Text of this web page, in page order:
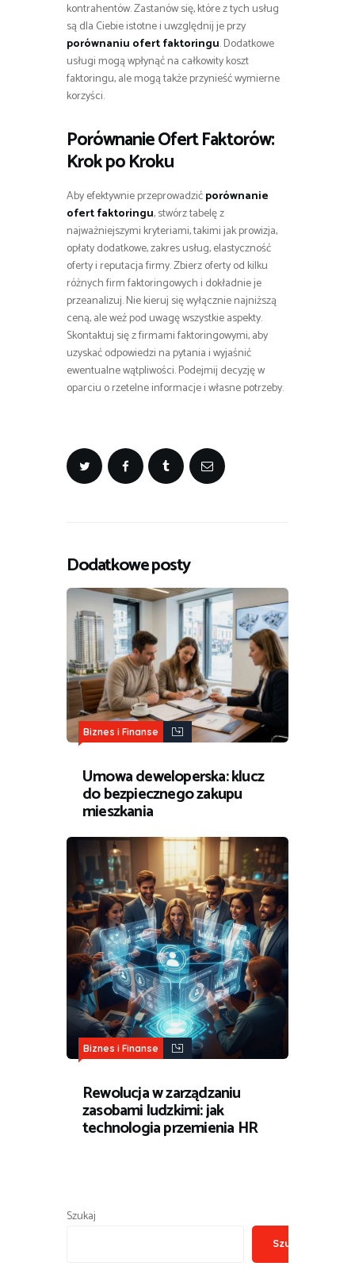
kontrahentów. Zastanów się, które z tych usług
są dla Ciebie istotne i uwzględnij je przy
porównaniu ofert faktoringu. Dodatkowe
usługi mogą wpłynąć na całkowity koszt
faktoringu, ale mogą także przynieść wymierne
korzyści.
Porównanie Ofert Faktorów:
Krok po Kroku
Aby efektywnie przeprowadzićporównanie
ofert faktoringu, stwórz tabelę z
najważniejszymi kryteriami, takimi jak prowizja,
opłaty dodatkowe, zakres usług, elastyczność
oferty i reputacja firmy. Zbierz oferty od kilku
różnych firm faktoringowych i dokładnie je
przeanalizuj. Nie kieruj się wyłącznie najniższą
ceną, ale weź pod uwagę wszystkie aspekty.
Skontaktuj się z firmami faktoringowymi, aby
uzyskać odpowiedzi na pytania i wyjaśnić
ewentualne wątpliwości. Podejmij decyzję w
oparciu o rzetelne informacje i własne potrzeby.
Dodatkowe posty
Biznes i Finanse
Umowa deweloperska: klucz
do bezpiecznego zakupu
mieszkania
Biznes i Finanse
Rewolucja w zarządzaniu
zasobami ludzkimi: jak
technologia przemienia HR
Szukaj
Szukaj